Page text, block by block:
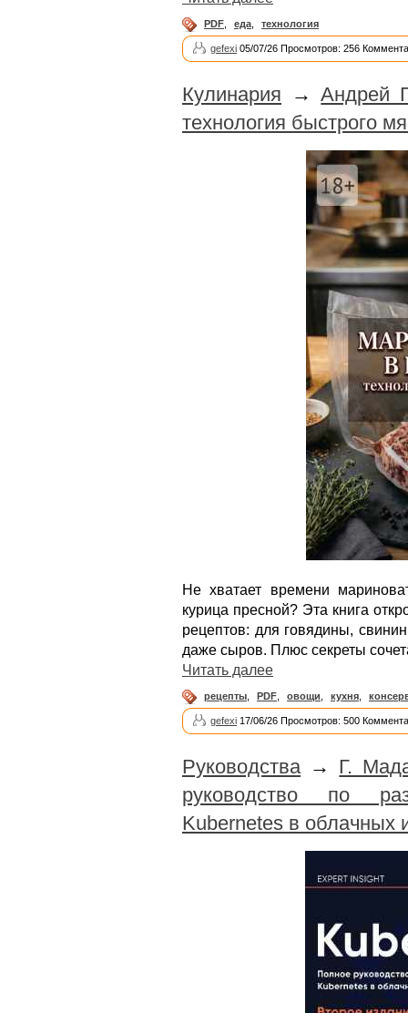
PDF еда технология
gefexi 05/07/26 Просмотров: 256
Кулинария →Андрей
технология быстрого
Не хватает времени
курица пресной? Эта книга
рецептов: для говядины,
даже сыров. Плюс секреты
Читать далее
рецепты PDF овощи кухня
gefexi 17/06/26 Просмотров: 500
Руководства→ Г.
руководство по
Kubernetes в облачных